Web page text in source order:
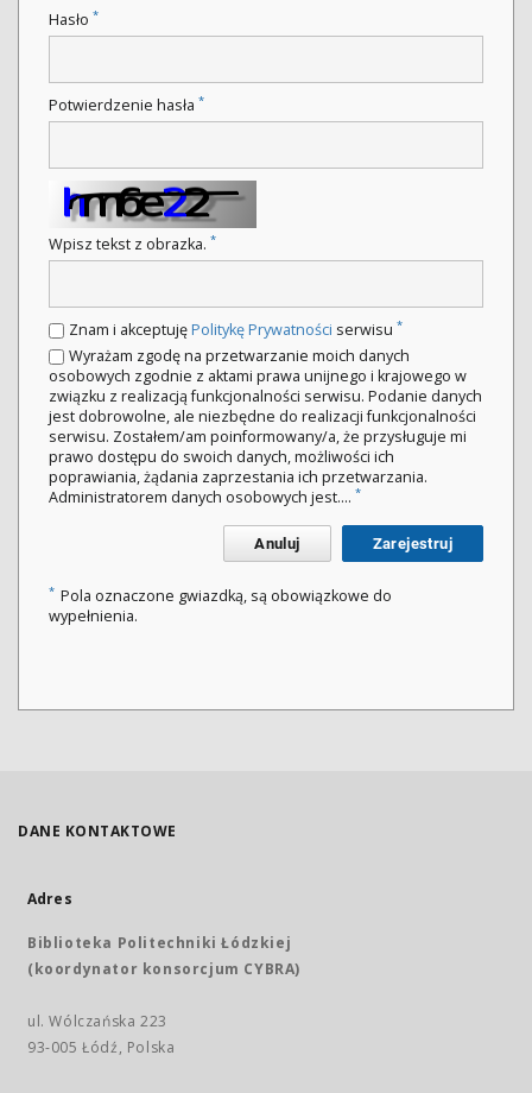
Hasło *
Potwierdzenie hasła *
Wpisz tekst z obrazka. *
Znam i akceptujęPolitykę Prywatności serwisu *
Wyrażam zgodę na przetwarzanie moich danych
osobowych zgodnie z aktami prawa unijnego i krajowego w
związku z realizacją funkcjonalności serwisu. Podanie danych
jest dobrowolne, ale niezbędne do realizacji funkcjonalności
serwisu. Zostałem/am poinformowany/a, że przysługuje mi
prawo dostępu do swoich danych, możliwości ich
poprawiania, żądania zaprzestania ich przetwarzania.
Administratorem danych osobowych jest.... *
Anuluj Zarejestruj
* Pola oznaczone gwiazdką, są obowiązkowe do
wypełnienia.
DANE KONTAKTOWE
Adres
Biblioteka Politechniki Łódzkiej
(koordynator konsorcjum CYBRA)
ul. Wólczańska 223
93-005 Łódź, Polska